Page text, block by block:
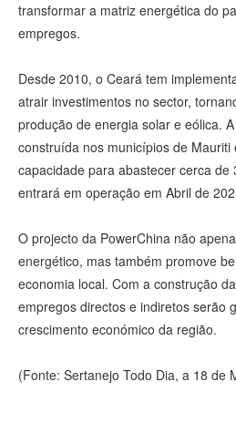
transformar a matriz energética do
empregos.
Desde 2010, o Ceará tem
atrair investimentos no sector,
produção de energia solar e eólica.
construída nos municípios de Mauriti
capacidade para abastecer cerca de
entrará em operação em Abril de
O projecto da PowerChina não
energético, mas também promove
economia local. Com a construção
empregos directos e indiretos serão
crescimento económico da região.
(Fonte: Sertanejo Todo Dia, a 18 de